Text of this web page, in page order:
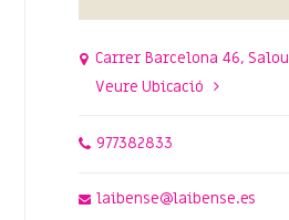
Carrer Barcelona 46, Salou
Veure Ubicació
977382833
laibense@laibense.es